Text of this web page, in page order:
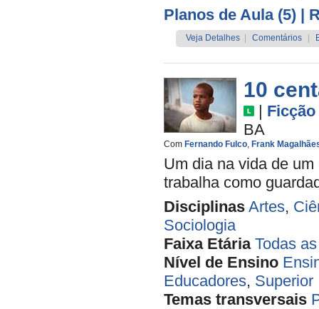
Planos de Aula (5) |
Veja Detalhes Comentários
10
| Ficção
BA
Com Fernando Fulco, Frank
Um dia na vida de
trabalha como
Disciplinas Artes,
Sociologia
Faixa Etária Todas
Nível de Ensino
Educadores, Superior
Temas transversais